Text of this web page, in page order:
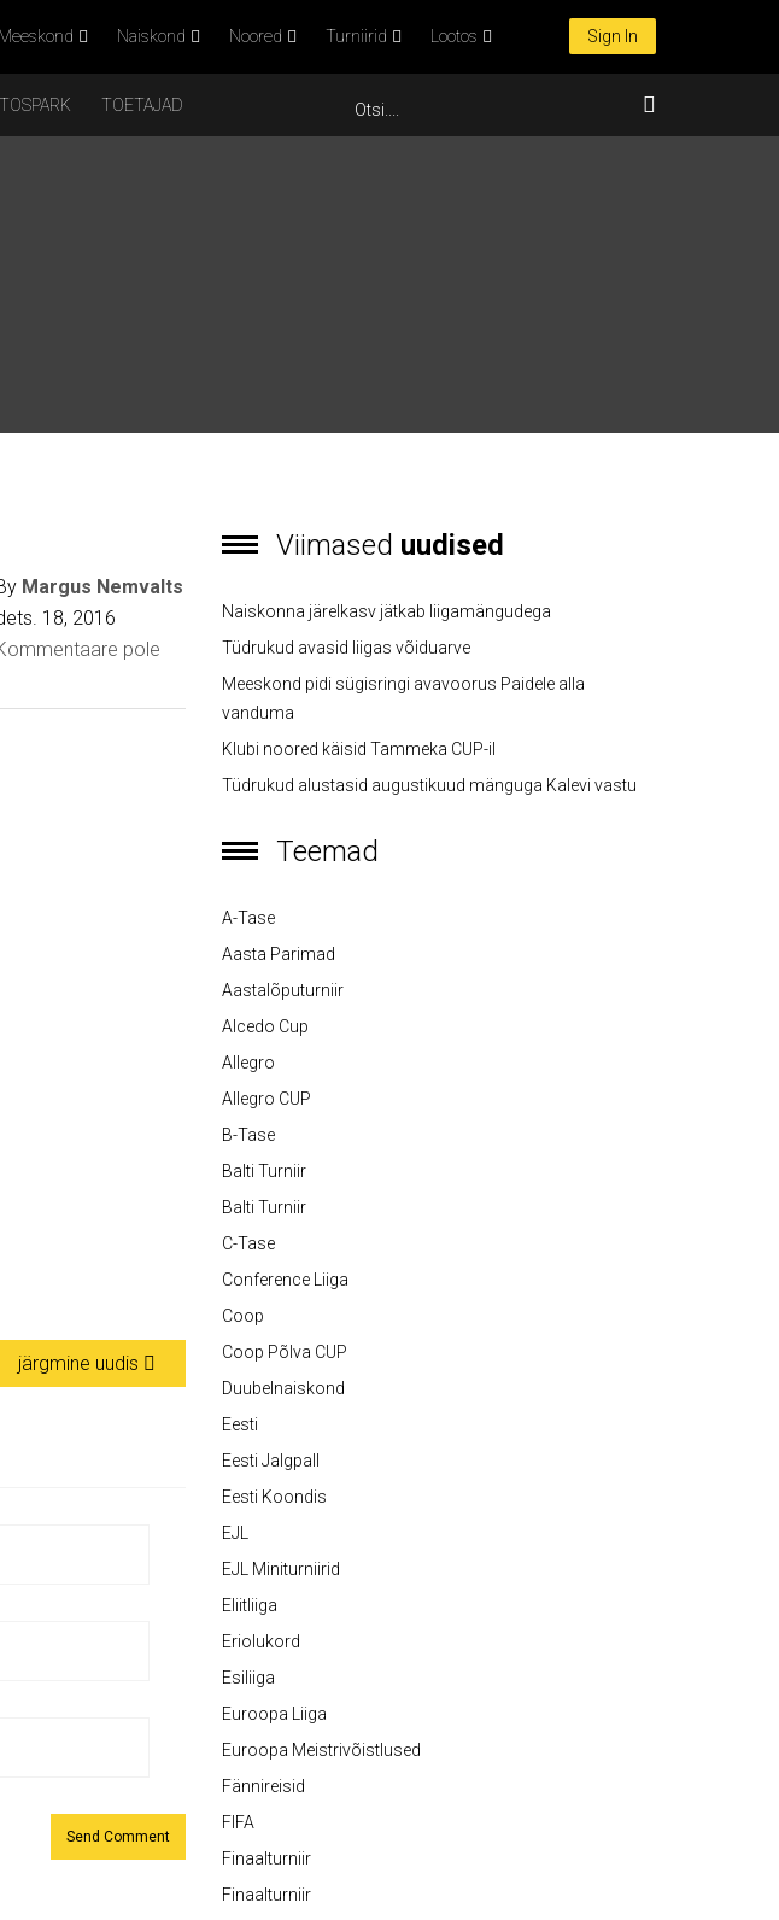
Meeskond Naiskond Noored Turniirid Lootos Sign In
TOETAJAD
Margus Nemvalts
18, 2016
pole
järgmine uudis
Viimased uudised
Naiskonna järelkasv jätkab liigamängudega
Tüdrukud avasid liigas võiduarve
Meeskond pidi sügisringi avavoorus Paidele alla
vanduma
Klubi noored käisid Tammeka CUP-il
Tüdrukud alustasid augustikuud mänguga Kalevi vastu
Teemad
A-Tase
Aasta Parimad
Aastalõputurniir
Alcedo Cup
Allegro
Allegro CUP
B-Tase
Balti Turniir
Balti Turniir
C-Tase
Conference Liiga
Coop
Coop Põlva CUP
Duubelnaiskond
Eesti
Eesti Jalgpall
Eesti Koondis
EJL
EJL Miniturniirid
Eliitliiga
Eriolukord
Esiliiga
Euroopa Liiga
Euroopa Meistrivõistlused
Fännireisid
FIFA
Finaalturniir
Finaalturniir